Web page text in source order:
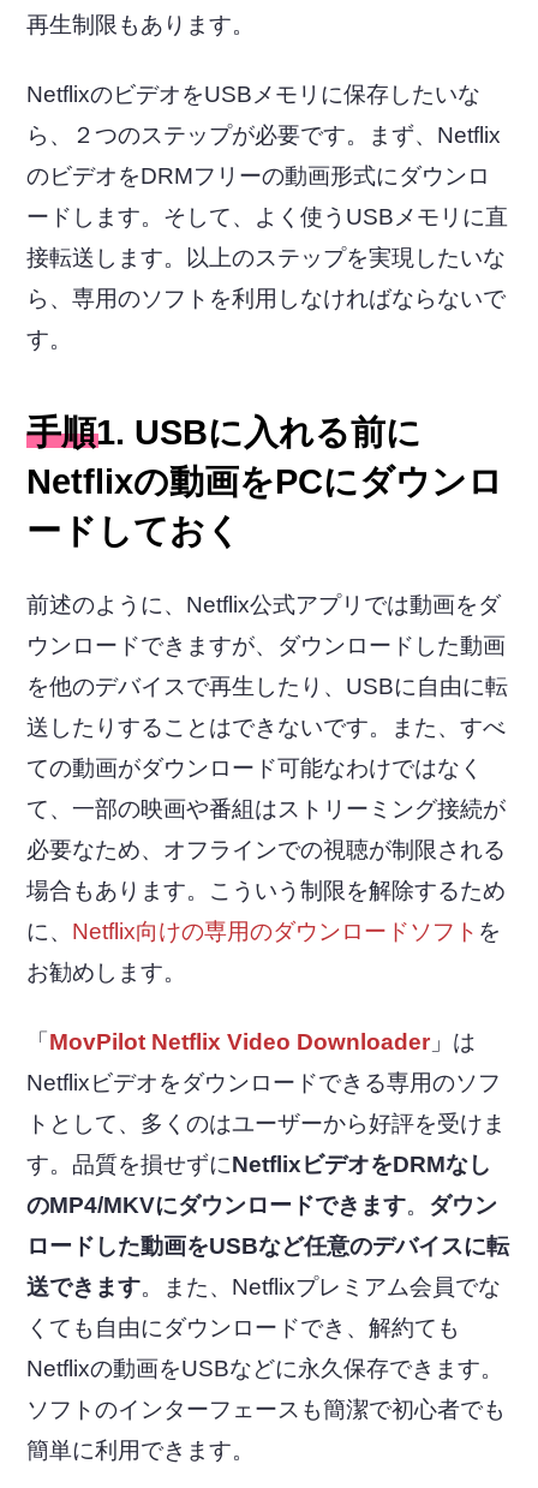
再生制限もあります。
NetflixのビデオをUSBメモリに保存したいな
ら、２つのステップが必要です。まず、Netflix
のビデオをDRMフリーの動画形式にダウンロ
ードします。そして、よく使うUSBメモリに直
接転送します。以上のステップを実現したいな
ら、専用のソフトを利用しなければならないで
す。
手順1. USBに入れる前に
Netflixの動画をPCにダウンロ
ードしておく
前述のように、Netflix公式アプリでは動画をダ
ウンロードできますが、ダウンロードした動画
を他のデバイスで再生したり、USBに自由に転
送したりすることはできないです。また、すべ
ての動画がダウンロード可能なわけではなく
て、一部の映画や番組はストリーミング接続が
必要なため、オフラインでの視聴が制限される
場合もあります。こういう制限を解除するため
に、 Netflix向けの専用のダウンロードソフト を
お勧めします。
「MovPilot Netflix Video Downloader 」は
Netflixビデオをダウンロードできる専用のソフ
トとして、多くのはユーザーから好評を受けま
す。品質を損せずにNetflixビデオをDRMなし
のMP4/MKVにダウンロードできます。 ダウン
ロードした動画をUSBなど任意のデバイスに転
送できます。また、Netflixプレミアム会員でな
くても自由にダウンロードでき、解約ても
Netflixの動画をUSBなどに永久保存できます。
ソフトのインターフェースも簡潔で初心者でも
簡単に利用できます。